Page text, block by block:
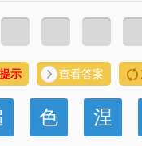
示 查看答案
色 涅